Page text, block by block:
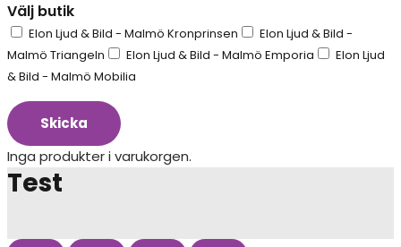
Välj butik
Elon Ljud & Bild - Malmö Kronprinsen
Elon Ljud & Bild -
Malmö Triangeln
Elon Ljud & Bild - Malmö Emporia
Elon Ljud
& Bild - Malmö Mobilia
Skicka
Inga produkter i varukorgen.
Test